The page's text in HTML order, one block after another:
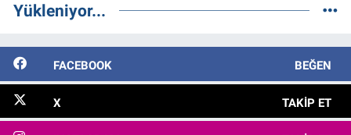
Yükleniyor...
FACEBOOK BEĞEN
X TAKIP ET